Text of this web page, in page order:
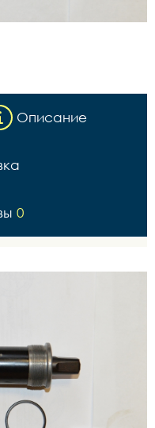
Описание
0